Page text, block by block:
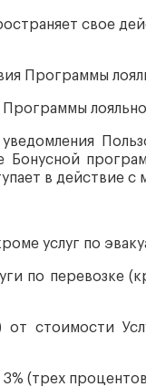
свое
Программы
Бонусной
в действие с
услуг по
по перевозке
от стоимости
(трех